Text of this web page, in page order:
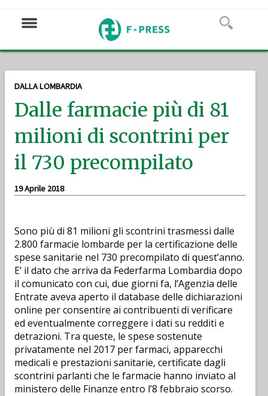
DALLA LOMBARDIA
Dalle farmacie più di 81
milioni di scontrini per
il 730 precompilato
19 Aprile 2018
Sono più di 81 milioni gli scontrini trasmessi dalle
2.800 farmacie lombarde per la certificazione delle
spese sanitarie nel 730 precompilato di quest’anno.
E’ il dato che arriva da Federfarma Lombardia dopo
il comunicato con cui, due giorni fa, l’Agenzia delle
Entrate aveva aperto il database delle dichiarazioni
online per consentire ai contribuenti di verificare
ed eventualmente correggere i dati su redditi e
detrazioni. Tra queste, le spese sostenute
privatamente nel 2017 per farmaci, apparecchi
medicali e prestazioni sanitarie, certificate dagli
scontrini parlanti che le farmacie hanno inviato al
ministero delle Finanze entro l’8 febbraio scorso.